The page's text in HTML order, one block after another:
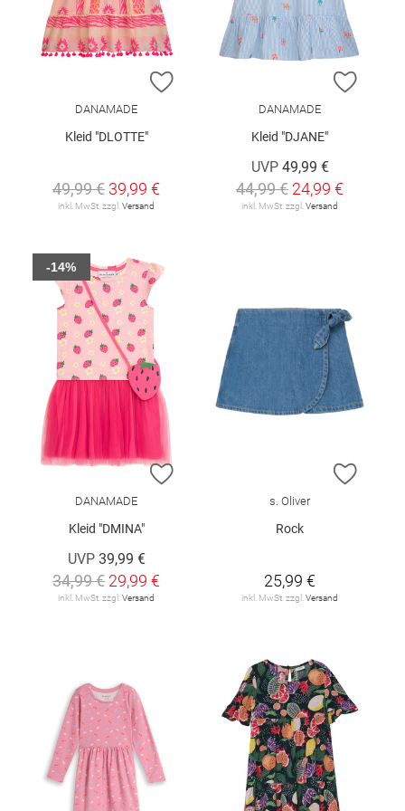
ZUR WUNSCHLISTE HINZUFÜGEN
DANAMADE
Kleid "DLOTTE"
49,99 € 39,99 €
inkl. MwSt. zzgl. Versand
ZUR
DANAMADE
Kleid "DJANE"
UVP 49,99 €
44,99 € 24,99 €
inkl. MwSt. zzgl. Versand
ZUR WUNSCHLISTE HINZUFÜGEN
DANAMADE
Kleid "DMINA"
UVP 39,99 €
34,99 € 29,99 €
inkl. MwSt. zzgl. Versand
-14%
ZUR
s. Oliver
Rock
25,99 €
inkl. MwSt. zzgl. Versand